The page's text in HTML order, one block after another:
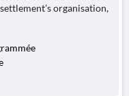
organisation,